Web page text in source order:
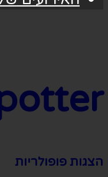
הצגות פופולריות